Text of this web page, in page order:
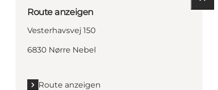
Route anzeigen
Vesterhavsvej 150
6830 Nørre Nebel
Route anzeigen